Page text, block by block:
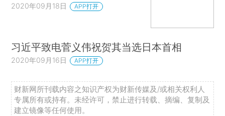
2020年09月18日 APP打开
习近平致电菅义伟祝贺其当选日本首相
2020年09月16日 APP打开
财新网所刊载内容之知识产权为财新传媒及/或相关权利人
专属所有或持有。未经许可，禁止进行转载、摘编、复制及
建立镜像等任何使用。